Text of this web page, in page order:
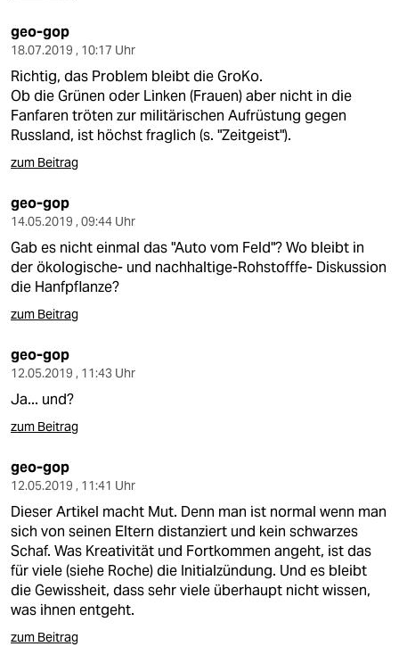
verlag
verlag
veranstaltungen
shop
unterstützen
abo
genossenschaft
geo-gop
18.07.2019 , 10:17 Uhr
Richtig, das Problem bleibt die GroKo.
Ob die Grünen oder Linken (Frauen) aber nicht in die
Fanfaren tröten zur militärischen Aufrüstung gegen
Russland, ist höchst fraglich (s. "Zeitgeist").
zum Beitrag
geo-gop
14.05.2019 , 09:44 Uhr
Gab es nicht einmal das "Auto vom Feld"? Wo bleibt in
der ökologische- und nachhaltige-Rohstofffe- Diskussion
die Hanfpflanze?
zum Beitrag
geo-gop
12.05.2019 , 11:43 Uhr
Ja... und?
zum Beitrag
geo-gop
12.05.2019 , 11:41 Uhr
Dieser Artikel macht Mut. Denn man ist normal wenn man
sich von seinen Eltern distanziert und kein schwarzes
Schaf. Was Kreativität und Fortkommen angeht, ist das
für viele (siehe Roche) die Initialzündung. Und es bleibt
die Gewissheit, dass sehr viele überhaupt nicht wissen,
was ihnen entgeht.
zum Beitrag